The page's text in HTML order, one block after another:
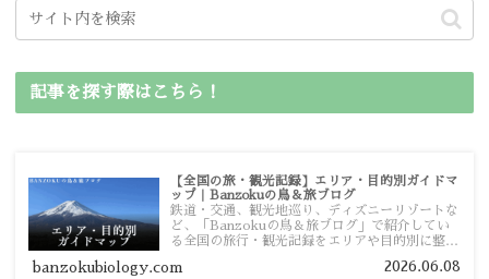
記事を探す際はこちら！
【全国の旅・観光記録】エリア・目的別ガイドマ
ップ｜Banzokuの鳥＆旅ブログ
鉄道・交通、観光地巡り、ディズニーリゾートな
ど、「Banzokuの鳥＆旅ブログ」で紹介してい
る全国の旅行・観光記録をエリアや目的別に整理
ガイドマップからスムーズに見つけていただけま
banzokubiology.com 2026.06.08